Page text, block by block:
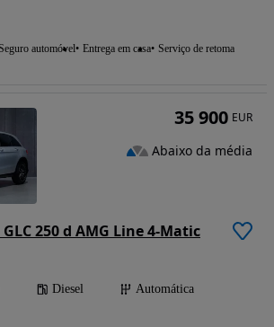
automóvel Entrega em casa Serviço de retoma
250 d AMG Line 4-Matic
Diesel
Automática
35 900 EUR
Abaixo da média